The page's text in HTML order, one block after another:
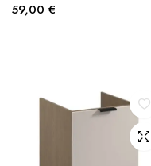
59,00 €